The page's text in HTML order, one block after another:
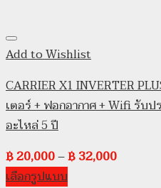
Add to Wishlist
CARRIER X1 INVERTER
เตอร์ + ฟอกอากาศ + Wifi รับ
อะไหล่ 5 ปี
฿20,000–฿32,000
เลือกรูปแบบ